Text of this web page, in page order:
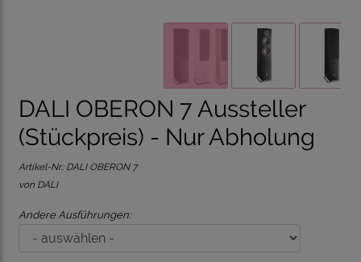
DALI OBERON 7 Aussteller
(Stückpreis) - Nur Abholung
Artikel-Nr.: DALI OBERON 7
von DALI
Andere Ausführungen: